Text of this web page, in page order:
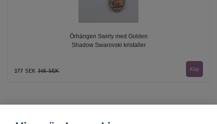
Örhängen Swirly med Golden
Shadow Swarovski kristaller
277 SEK 395 SEK